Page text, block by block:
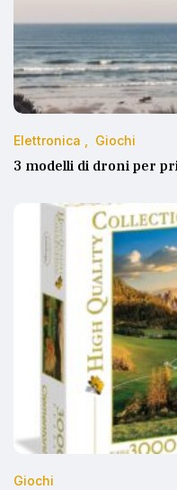
Elettronica Giochi
3 modelli di droni per
Giochi